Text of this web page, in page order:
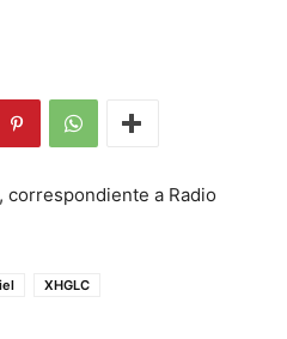
a Radio
XHGLC